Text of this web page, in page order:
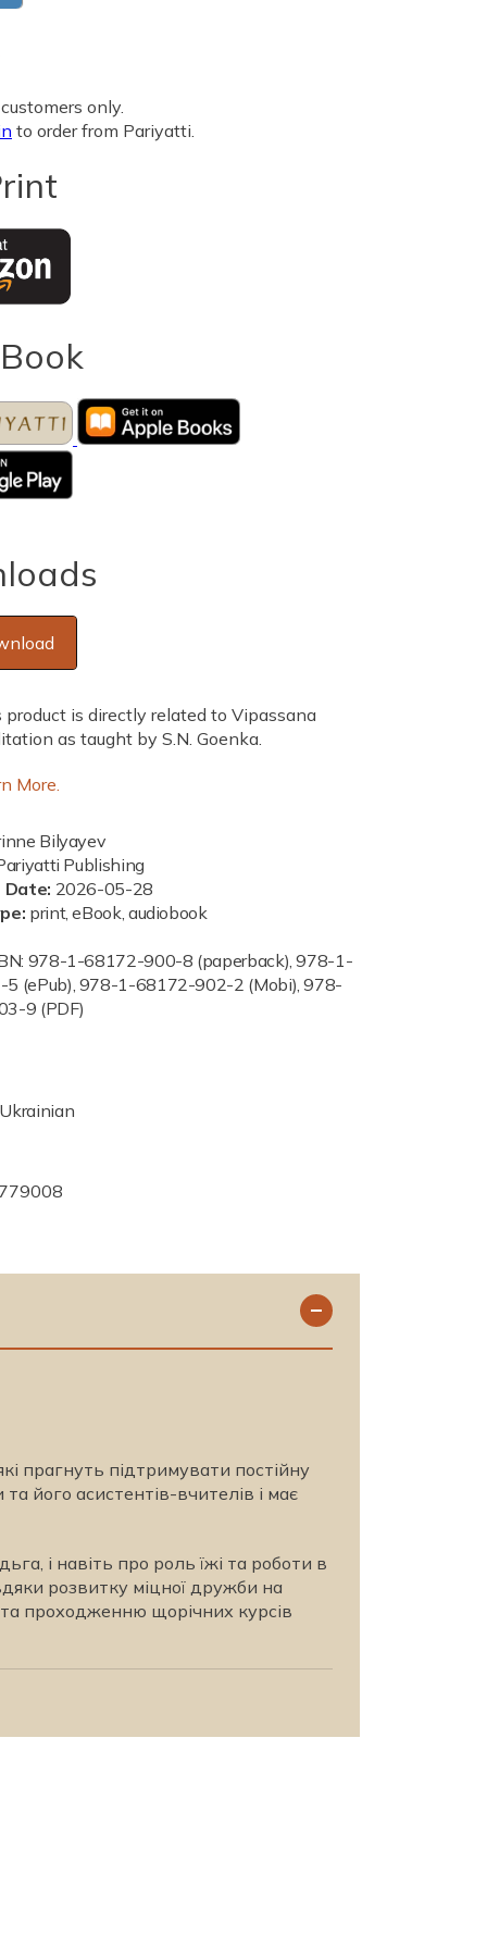
only.
to order from Pariyatti.
product is directly related to Vipassana
as taught by S.N. Goenka.
More.
Bilyayev
Publishing
Date: 2026-05-28
print, eBook, audiobook
978-1-68172-900-8 (paperback), 978-1-
(ePub), 978-1-68172-902-2 (Mobi), 978-
9 (PDF)
Ukrainian
прагнуть підтримувати постійну
його асистентів-вчителів і має
і навіть про роль їжі та роботи в
розвитку міцної дружби на
проходженню щорічних курсів